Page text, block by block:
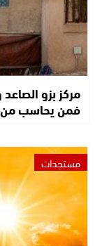
مركز بزو
فمن يحاسب
مستجدات